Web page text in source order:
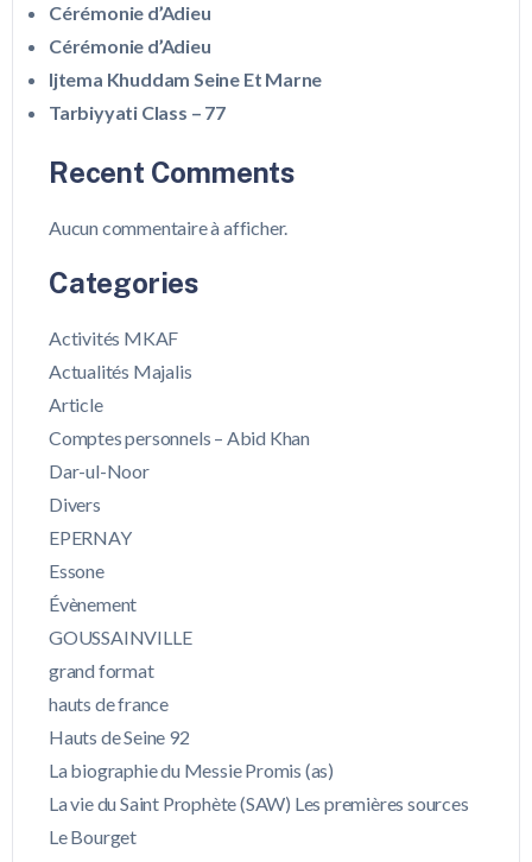
Cérémonie d’Adieu
Cérémonie d’Adieu
Ijtema Khuddam Seine Et Marne
Tarbiyyati Class – 77
Recent Comments
Aucun commentaire à afficher.
Categories
Activités MKAF
Actualités Majalis
Article
Comptes personnels – Abid Khan
Dar-ul-Noor
Divers
EPERNAY
Essone
Évènement
GOUSSAINVILLE
grand format
hauts de france
Hauts de Seine 92
La biographie du Messie Promis (as)
La vie du Saint Prophète (SAW) Les premières sources
Le Bourget